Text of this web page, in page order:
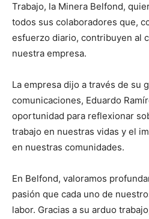
Trabajo, la Minera Belfond,
todos sus colaboradores que,
esfuerzo diario, contribuyen al
nuestra empresa.
La empresa dijo a través de su
comunicaciones, Eduardo
oportunidad para reflexionar
trabajo en nuestras vidas y el
en nuestras comunidades.
En Belfond, valoramos
pasión que cada uno de
labor. Gracias a su arduo